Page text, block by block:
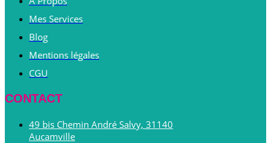
Mes Services
Blog
Mentions légales
CGU
CONTACT
49 bis Chemin André Salvy, 31140
Aucamville